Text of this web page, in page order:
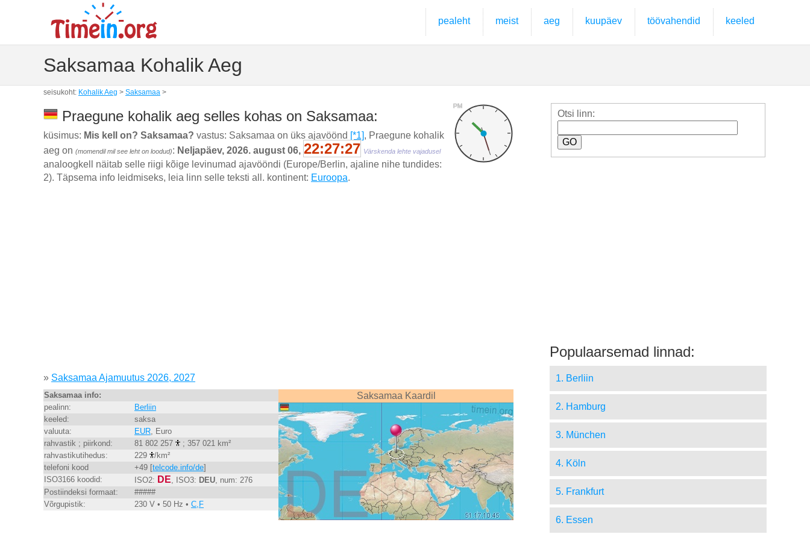
pealeht meist aeg kuupäev töövahendid keeled
Saksamaa Kohalik Aeg
seisukoht: Kohalik Aeg > Saksamaa >
PM
Praegune kohalik aeg selles kohas on Saksamaa:
küsimus: Mis kell on? Saksamaa? vastus: Saksamaa on üks ajavöönd [*1], Praegune kohalik
aeg on (momendil mil see leht on loodud): Neljapäev, 2026. august 06, 22:27:27 Värskenda lehte vajadusel
analoogkell näitab selle riigi kõige levinumad ajavööndi (Europe/Berlin, ajaline nihe tundides:
2). Täpsema info leidmiseks, leia linn selle teksti all. kontinent: Euroopa.
» Saksamaa Ajamuutus 2026, 2027
Saksamaa info:
pealinn:
Berliin
keeled:
saksa
valuuta:
EUR, Euro
rahvastik ; piirkond:
81 802 257
; 357 021 km²
rahvastikutihedus:
229
/km²
telefoni kood
+49 [telcode.info/de]
ISO3166 koodid:
ISO2: DE, ISO3: DEU, num: 276
Postiindeksi formaat:
#####
Võrgupistik:
230 V • 50 Hz • C,F
Saksamaa Kaardil
Otsi linn:
Populaarsemad linnad:
1. Berliin
2. Hamburg
3. München
4. Köln
5. Frankfurt
6. Essen